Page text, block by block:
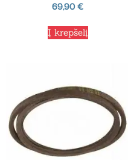
69,90€
Į krepšelį